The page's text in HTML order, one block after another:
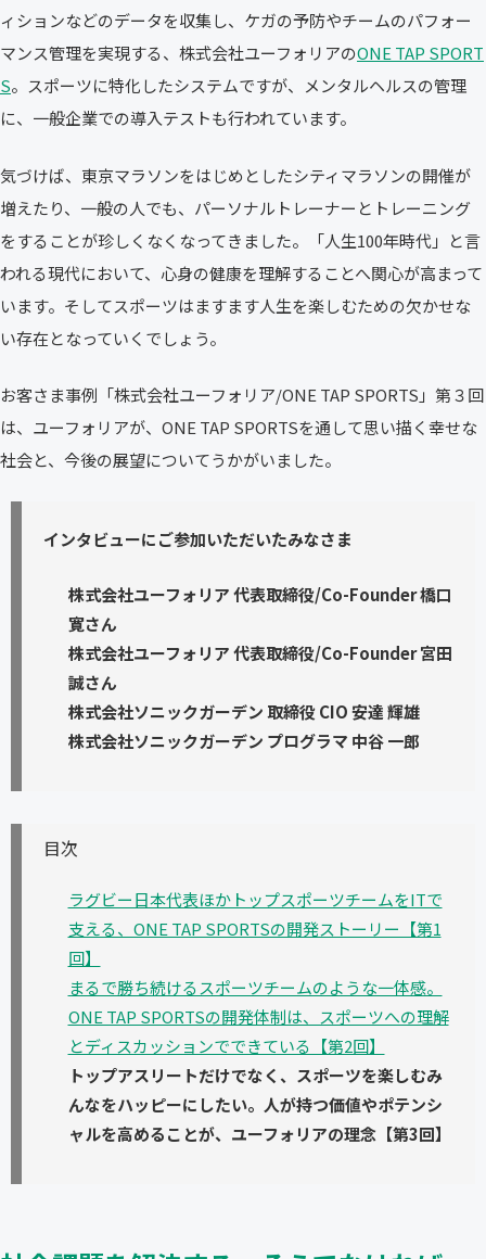
ィションなどのデータを収集し、ケガの予防やチームのパフォー
マンス管理を実現する、株式会社ユーフォリアのONE TAP SPORT
S。スポーツに特化したシステムですが、メンタルヘルスの管理
に、一般企業での導入テストも行われています。
気づけば、東京マラソンをはじめとしたシティマラソンの開催が
増えたり、一般の人でも、パーソナルトレーナーとトレーニング
をすることが珍しくなくなってきました。「人生100年時代」と言
われる現代において、心身の健康を理解することへ関心が高まって
います。そしてスポーツはますます人生を楽しむための欠かせな
い存在となっていくでしょう。
お客さま事例「株式会社ユーフォリア/ONE TAP SPORTS」第３回
は、ユーフォリアが、ONE TAP SPORTSを通して思い描く幸せな
社会と、今後の展望についてうかがいました。
インタビューにご参加いただいたみなさま
株式会社ユーフォリア 代表取締役/Co-Founder 橋口
寛さん
株式会社ユーフォリア 代表取締役/Co-Founder 宮田
誠さん
株式会社ソニックガーデン 取締役 CIO 安達 輝雄
株式会社ソニックガーデン プログラマ 中谷 一郎
目次
ラグビー日本代表ほかトップスポーツチームをITで
支える、ONE TAP SPORTSの開発ストーリー【第1
回】
まるで勝ち続けるスポーツチームのような一体感。
ONE TAP SPORTSの開発体制は、スポーツへの理解
とディスカッションでできている【第2回】
トップアスリートだけでなく、スポーツを楽しむみ
んなをハッピーにしたい。人が持つ価値やポテンシ
ャルを高めることが、ユーフォリアの理念【第3回】